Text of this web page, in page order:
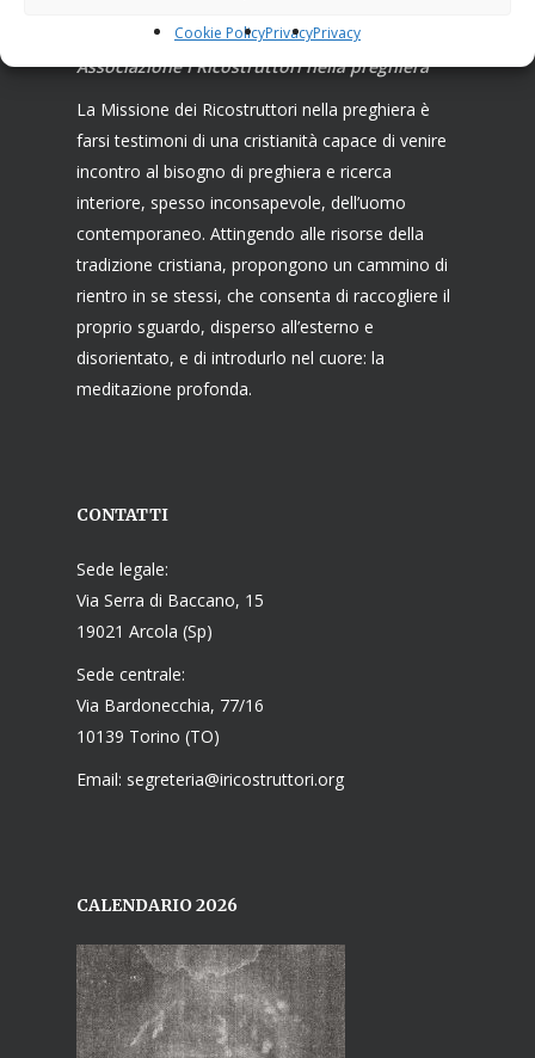
Cookie PolicyPrivacyPrivacy
Associazione I Ricostruttori nella preghiera
La Missione dei Ricostruttori nella preghiera è
farsi testimoni di una cristianità capace di venire
incontro al bisogno di preghiera e ricerca
interiore, spesso inconsapevole, dell’uomo
contemporaneo. Attingendo alle risorse della
tradizione cristiana, propongono un cammino di
rientro in se stessi, che consenta di raccogliere il
proprio sguardo, disperso all’esterno e
disorientato, e di introdurlo nel cuore: la
meditazione profonda.
CONTATTI
Sede legale:
Via Serra di Baccano, 15
19021 Arcola (Sp)
Sede centrale:
Via Bardonecchia, 77/16
10139 Torino (TO)
Email: segreteria@iricostruttori.org
CALENDARIO 2026